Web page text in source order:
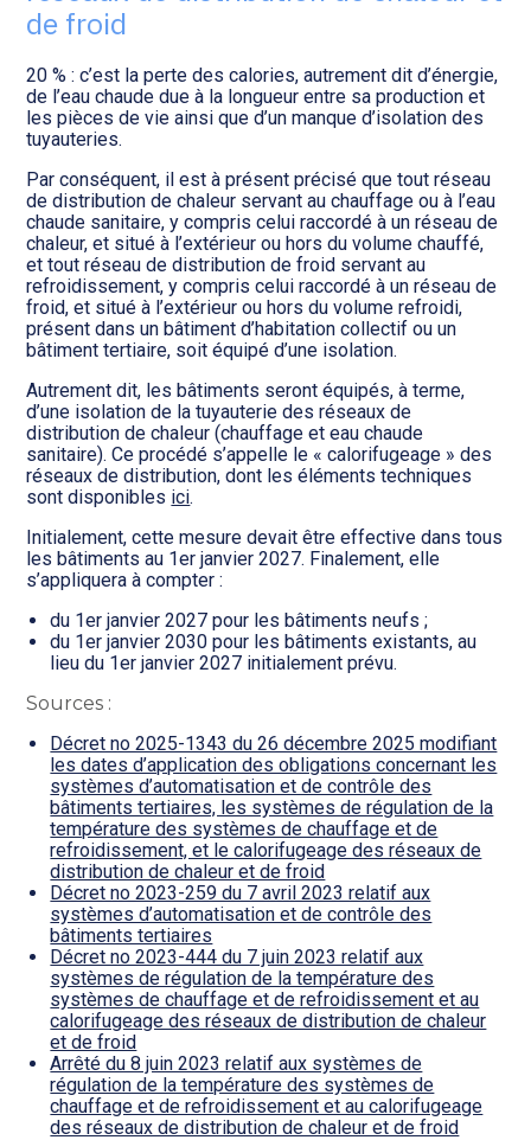
de froid
20 % : c’est la perte des calories, autrement dit d’énergie,
de l’eau chaude due à la longueur entre sa production et
les pièces de vie ainsi que d’un manque d’isolation des
tuyauteries.
Par conséquent, il est à présent précisé que tout réseau
de distribution de chaleur servant au chauffage ou à l’eau
chaude sanitaire, y compris celui raccordé à un réseau de
chaleur, et situé à l’extérieur ou hors du volume chauffé,
et tout réseau de distribution de froid servant au
refroidissement, y compris celui raccordé à un réseau de
froid, et situé à l’extérieur ou hors du volume refroidi,
présent dans un bâtiment d’habitation collectif ou un
bâtiment tertiaire, soit équipé d’une isolation.
Autrement dit, les bâtiments seront équipés, à terme,
d’une isolation de la tuyauterie des réseaux de
distribution de chaleur (chauffage et eau chaude
sanitaire). Ce procédé s’appelle le « calorifugeage » des
réseaux de distribution, dont les éléments techniques
sont disponibles ici.
Initialement, cette mesure devait être effective dans tous
les bâtiments au 1er janvier 2027. Finalement, elle
s’appliquera à compter :
du 1er janvier 2027 pour les bâtiments neufs ;
du 1er janvier 2030 pour les bâtiments existants, au
lieu du 1er janvier 2027 initialement prévu.
Sources :
Décret no 2025-1343 du 26 décembre 2025 modifiant
les dates d’application des obligations concernant les
systèmes d’automatisation et de contrôle des
bâtiments tertiaires, les systèmes de régulation de la
température des systèmes de chauffage et de
refroidissement, et le calorifugeage des réseaux de
distribution de chaleur et de froid
Décret no 2023-259 du 7 avril 2023 relatif aux
systèmes d’automatisation et de contrôle des
bâtiments tertiaires
Décret no 2023-444 du 7 juin 2023 relatif aux
systèmes de régulation de la température des
systèmes de chauffage et de refroidissement et au
calorifugeage des réseaux de distribution de chaleur
et de froid
Arrêté du 8 juin 2023 relatif aux systèmes de
régulation de la température des systèmes de
chauffage et de refroidissement et au calorifugeage
des réseaux de distribution de chaleur et de froid